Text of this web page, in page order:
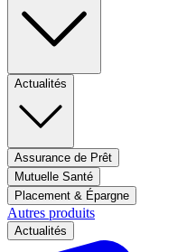
Actualités
Assurance de Prêt
Mutuelle Santé
Placement & Épargne
Autres produits
Actualités